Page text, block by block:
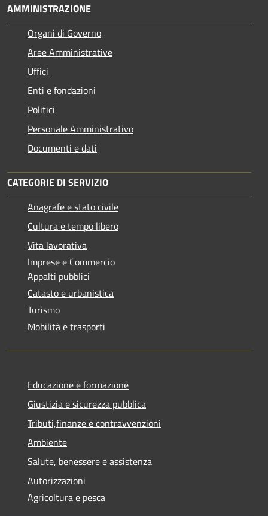
AMMINISTRAZIONE
Organi di Governo
Aree Amministrative
Uffici
Enti e fondazioni
Politici
Personale Amministrativo
Documenti e dati
CATEGORIE DI SERVIZIO
Anagrafe e stato civile
Cultura e tempo libero
Vita lavorativa
Imprese e Commercio
Appalti pubblici
Catasto e urbanistica
Turismo
Mobilità e trasporti
Educazione e formazione
Giustizia e sicurezza pubblica
Tributi,finanze e contravvenzioni
Ambiente
Salute, benessere e assistenza
Autorizzazioni
Agricoltura e pesca